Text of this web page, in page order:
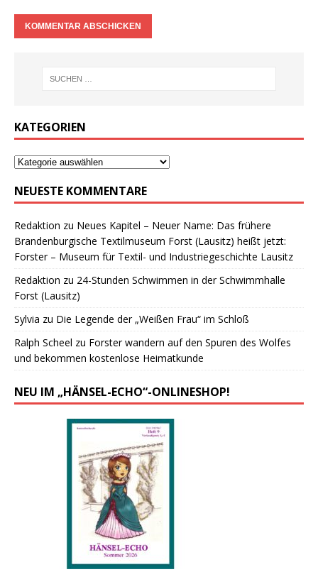
KATEGORIEN
NEUESTE KOMMENTARE
Redaktion zu Neues Kapitel – Neuer Name: Das frühere
Brandenburgische Textilmuseum Forst (Lausitz) heißt jetzt:
Forster – Museum für Textil- und Industriegeschichte Lausitz
Redaktion zu 24-Stunden Schwimmen in der Schwimmhalle
Forst (Lausitz)
Sylvia zu Die Legende der „Weißen Frau“ im Schloß
Ralph Scheel zu Forster wandern auf den Spuren des Wolfes
und bekommen kostenlose Heimatkunde
NEU IM „HÄNSEL-ECHO“-ONLINESHOP!